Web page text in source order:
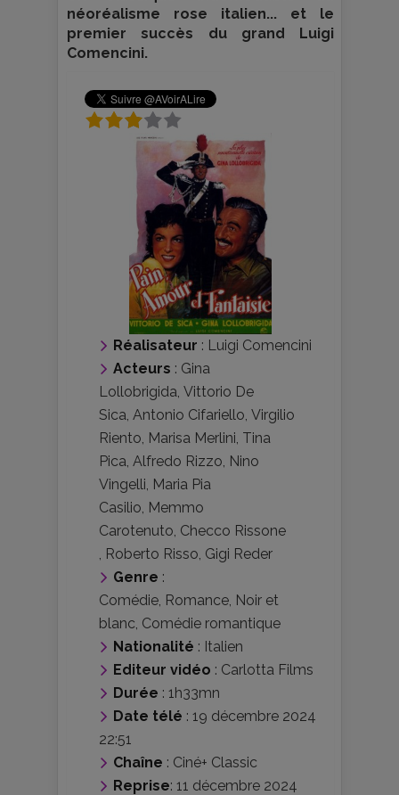
néoréalisme rose italien... et le
premier succès du grand Luigi
Comencini.
Réalisateur : Luigi Comencini
Acteurs : Gina
Lollobrigida, Vittorio De
Sica, Antonio Cifariello, Virgilio
Riento, Marisa Merlini, Tina
Pica, Alfredo Rizzo, Nino
Vingelli, Maria Pia
Casilio, Memmo
Carotenuto, Checco Rissone
, Roberto Risso, Gigi Reder
Genre :
Comédie, Romance, Noir et
blanc, Comédie romantique
Nationalité : Italien
Editeur vidéo : Carlotta Films
Durée : 1h33mn
Date télé : 19 décembre 2024
22:51
Chaîne : Ciné+ Classic
Reprise: 11 décembre 2024